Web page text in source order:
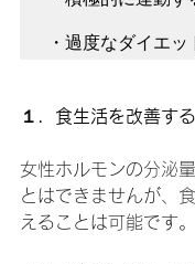
・過度なダイエ
１．食生活を改善する
女性ホルモンの分泌
とはできませんが、
えることは可能です。